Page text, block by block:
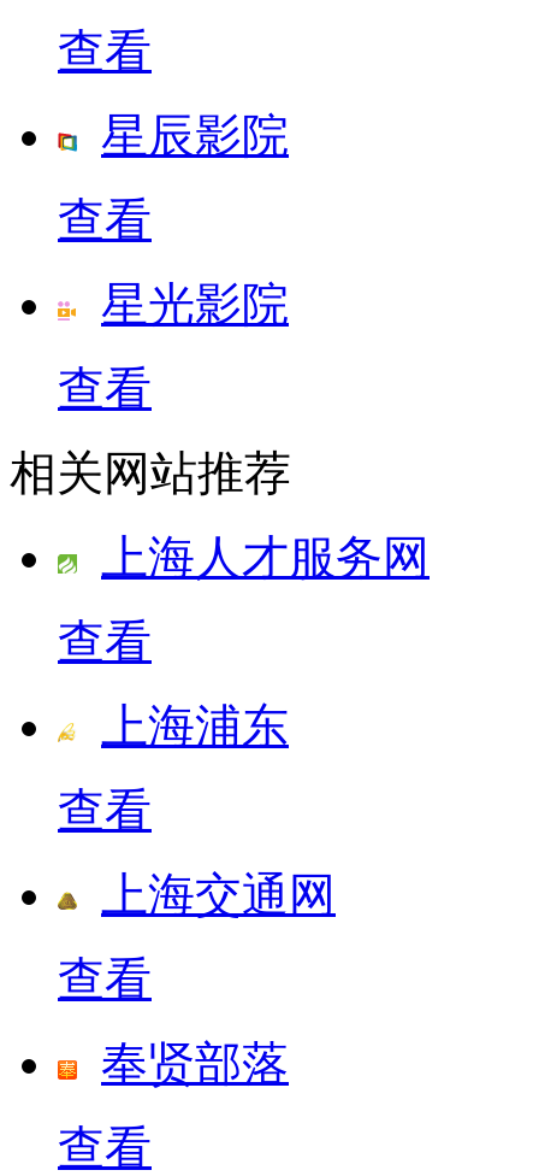
查看
星辰影院
查看
星光影院
查看
相关网站推荐
上海人才服务网
查看
上海浦东
查看
上海交通网
查看
奉贤部落
查看